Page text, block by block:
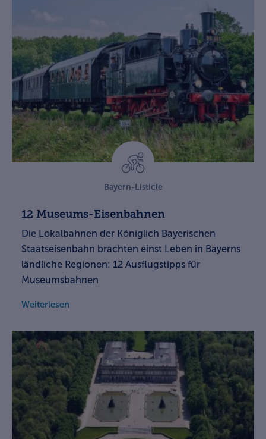
Bayern-Listicle
12 Museums-Eisenbahnen
Die Lokalbahnen der Königlich Bayerischen
Staatseisenbahn brachten einst Leben in Bayerns
ländliche Regionen: 12 Ausflugstipps für
Museumsbahnen
Weiterlesen